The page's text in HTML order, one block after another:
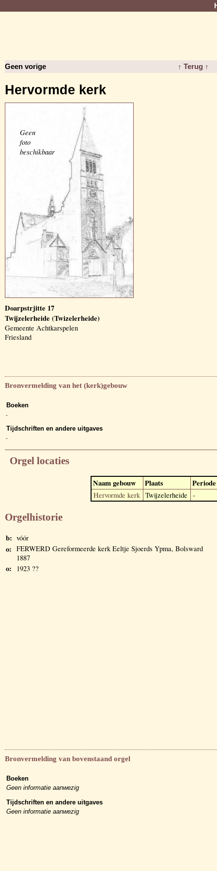
Geen vorige ↑ Terug ↑
Hervormde kerk
Geen
foto
beschikbaar
Doarpstrjitte 17
Twijzelerheide (Twizelerheide)
Gemeente Achtkarspelen
Friesland
Bronvermelding van het (kerk)gebouw
Boeken
-
Tijdschriften en andere uitgaves
-
Orgel locaties
Naam gebouw Plaats Periode
Hervormde kerk Twijzelerheide -
Orgelhistorie
b: vóór
o: FERWERD Gereformeerde kerk Eeltje Sjoerds Ypma, Bolsward
1887
o: 1923 ??
Bronvermelding van bovenstaand orgel
Boeken
Geen informatie aanwezig
Tijdschriften en andere uitgaves
Geen informatie aanwezig